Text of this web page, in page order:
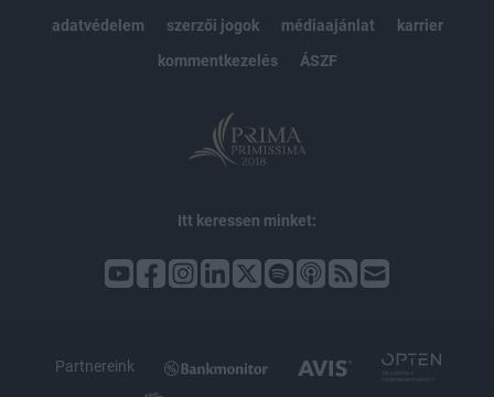
adatvédelem
szerzői jogok médiaajánlat
karrier
kommentkezelés
ÁSZF
Itt keressen minket:
Partnereink